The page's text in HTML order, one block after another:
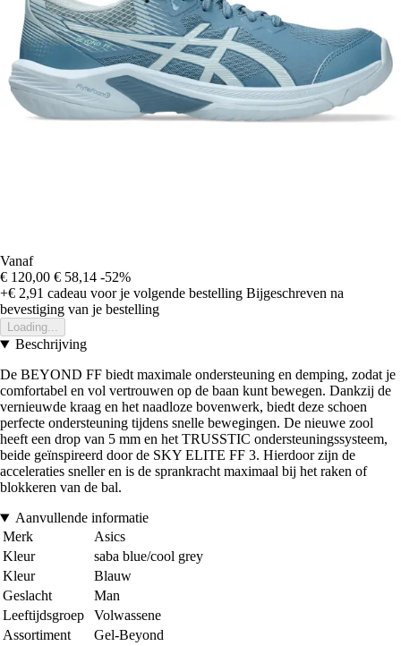
Vanaf
€ 120,00 € 58,14 -52%
+€ 2,91 cadeau voor je volgende bestelling Bijgeschreven na
bevestiging van je bestelling
Loading...
Beschrijving
De BEYOND FF biedt maximale ondersteuning en demping, zodat je
comfortabel en vol vertrouwen op de baan kunt bewegen. Dankzij de
vernieuwde kraag en het naadloze bovenwerk, biedt deze schoen
perfecte ondersteuning tijdens snelle bewegingen. De nieuwe zool
heeft een drop van 5 mm en het TRUSSTIC ondersteuningssysteem,
beide geïnspireerd door de SKY ELITE FF 3. Hierdoor zijn de
acceleraties sneller en is de sprankracht maximaal bij het raken of
blokkeren van de bal.
Aanvullende informatie
Merk
Asics
Kleur
saba blue/cool grey
Kleur
Blauw
Geslacht
Man
Leeftijdsgroep
Volwassene
Assortiment
Gel-Beyond